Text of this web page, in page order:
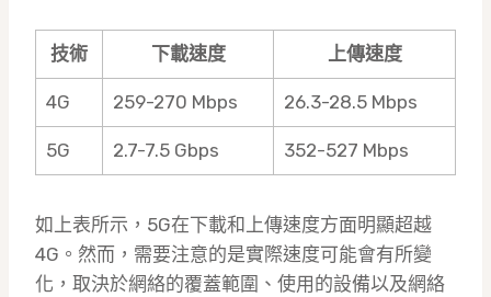
技術 下載速度 上傳速度
4G 259-270 Mbps 26.3-28.5 Mbps
5G 2.7-7.5 Gbps 352-527 Mbps
如上表所示，5G在下載和上傳速度方面明顯超越
4G。然而，需要注意的是實際速度可能會有所變
化，取決於網絡的覆蓋範圍、使用的設備以及網絡